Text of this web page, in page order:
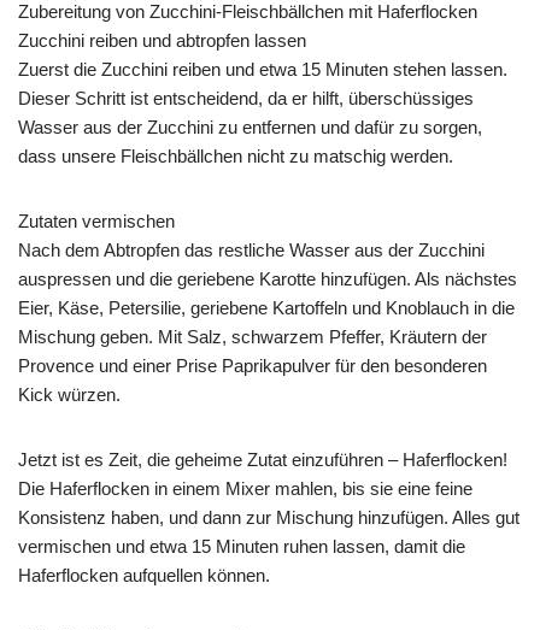
Zubereitung von Zucchini-Fleischbällchen mit Haferflocken
Zucchini reiben und abtropfen lassen
Zuerst die Zucchini reiben und etwa 15 Minuten stehen lassen.
Dieser Schritt ist entscheidend, da er hilft, überschüssiges
Wasser aus der Zucchini zu entfernen und dafür zu sorgen,
dass unsere Fleischbällchen nicht zu matschig werden.
Zutaten vermischen
Nach dem Abtropfen das restliche Wasser aus der Zucchini
auspressen und die geriebene Karotte hinzufügen. Als nächstes
Eier, Käse, Petersilie, geriebene Kartoffeln und Knoblauch in die
Mischung geben. Mit Salz, schwarzem Pfeffer, Kräutern der
Provence und einer Prise Paprikapulver für den besonderen
Kick würzen.
Jetzt ist es Zeit, die geheime Zutat einzuführen – Haferflocken!
Die Haferflocken in einem Mixer mahlen, bis sie eine feine
Konsistenz haben, und dann zur Mischung hinzufügen. Alles gut
vermischen und etwa 15 Minuten ruhen lassen, damit die
Haferflocken aufquellen können.